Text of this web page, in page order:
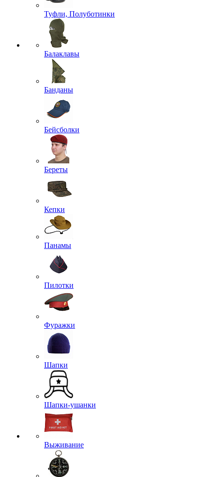
Туфли, Полуботинки
Балаклавы
Банданы
Бейсболки
Береты
Кепки
Панамы
Пилотки
Фуражки
Шапки
Шапки-ушанки
Выживание